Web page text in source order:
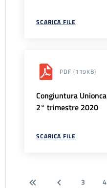
SCARICA FILE
PDF (119KB)
Congiuntura
2° trimestre 2020
SCARICA FILE
3 4